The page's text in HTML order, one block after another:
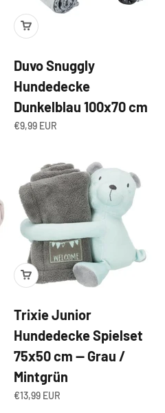
Duvo Snuggly
Hundedecke
Dunkelblau 100x70 cm
Angebot
€9,99 EUR
Trixie Junior
Hundedecke Spielset
75x50 cm — Grau /
Mintgrün
Angebot
€13,99 EUR